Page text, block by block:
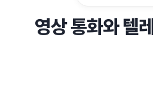
영상 통화와 텔